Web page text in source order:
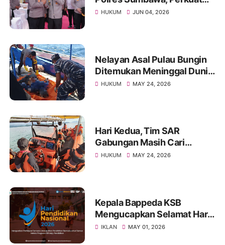
Pengawasan Internal dan
HUKUM JUN 04, 2026
Nelayan Asal Pulau Bungin
Ditemukan Meninggal Dunia
di Pantai Kertasari
HUKUM MAY 24, 2026
Hari Kedua, Tim SAR
Gabungan Masih Cari
Nelayan Lansia yang Hilang
HUKUM MAY 24, 2026
Kepala Bappeda KSB
Mengucapkan Selamat Hari
Pendidikan Nasional 2026
IKLAN MAY 01, 2026